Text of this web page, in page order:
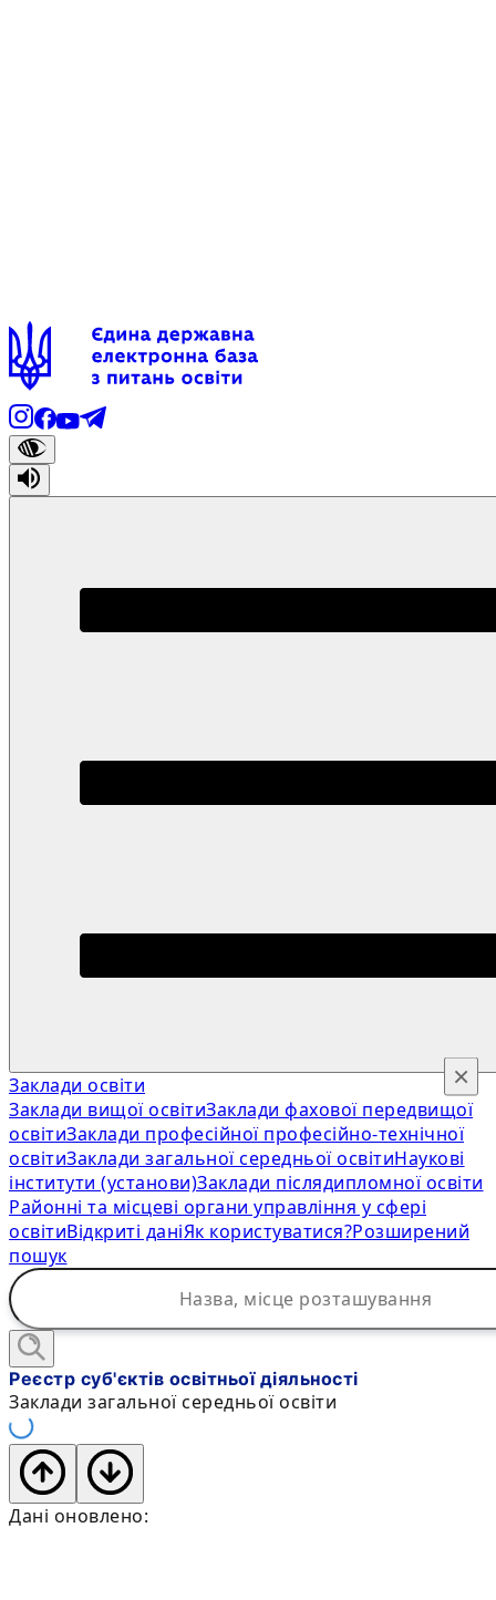
Заклади освіти
Заклади вищої освітиЗаклади фахової передвищої
освітиЗаклади професійної професійно-технічної
освітиЗаклади загальної середньої освітиНаукові
інститути (установи)Заклади післядипломної освіти
Районні та місцеві органи управління у сфері
освітиВідкриті даніЯк користуватися?Розширений
пошук
×
Реєстр суб'єктів освітньої діяльності
Заклади загальної середньої освіти
Дані оновлено: